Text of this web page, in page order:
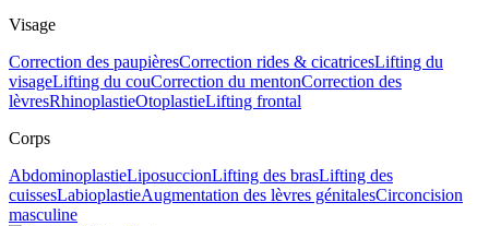
Visage
Correction des paupièresCorrection rides & cicatricesLifting du
visageLifting du couCorrection du mentonCorrection des
lèvresRhinoplastieOtoplastieLifting frontal
Corps
AbdominoplastieLiposuccionLifting des brasLifting des
cuissesLabioplastieAugmentation des lèvres génitalesCirconcision
masculine